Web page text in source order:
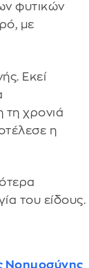
φυτικών
με
Εκεί
χρονιά
η
του είδους.
Νοημοσύνης